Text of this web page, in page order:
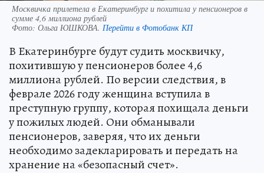
Москвичка прилетела в Екатеринбург и похитила у пенсионеров в
сумме 4,6 миллиона рублей
Фото: Ольга ЮШКОВА. Перейти в Фотобанк КП
В Екатеринбурге будут судить москвичку,
похитившую у пенсионеров более 4,6
миллиона рублей. По версии следствия, в
феврале 2026 году женщина вступила в
преступную группу, которая похищала деньги
у пожилых людей. Они обманывали
пенсионеров, заверяя, что их деньги
необходимо задекларировать и передать на
хранение на «безопасный счет».